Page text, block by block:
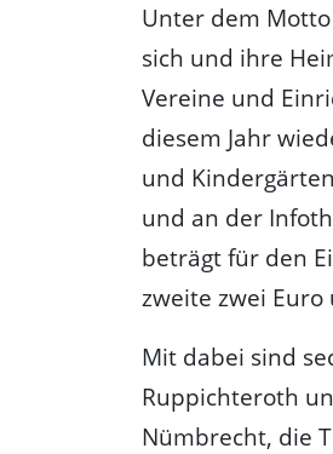
Unter dem
sich und ihre
Vereine und
diesem Jahr
und
und an der
beträgt für den
zweite zwei
Mit dabei sind
Ruppichteroth
Nümbrecht, die